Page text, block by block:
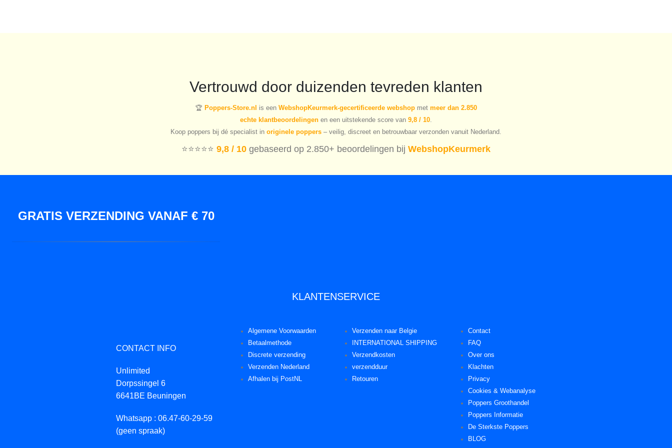
Vertrouwd door duizenden tevreden klanten
🏆 Poppers-Store.nl is een WebshopKeurmerk-gecertificeerde webshop met meer dan 2.850
echte klantbeoordelingen en een uitstekende score van 9,8 / 10
Koop poppers bij dé specialist in originele poppers – veilig, discreet en betrouwbaar verzonden vanuit Nederland.
⭐️⭐️⭐️⭐️⭐️ 9,8 / 10 gebaseerd op 2.850+ beoordelingen bij WebshopKeurmerk
GRATIS VERZENDING VANAF € 70
KLANTENSERVICE
CONTACT INFO
Unlimited
Dorpssingel 6
6641BE Beuningen
Whatsapp : 06.47-60-29-59
(geen spraak)
Algemene Voorwaarden
Betaalmethode
Discrete verzending
Verzenden Nederland
Afhalen bij PostNL
Verzenden naar Belgie
INTERNATIONAL SHIPPING
Verzendkosten
verzendduur
Retouren
Contact
FAQ
Over ons
Klachten
Privacy
Cookies & Webanalyse
Poppers Groothandel
Poppers Informatie
De Sterkste Poppers
BLOG